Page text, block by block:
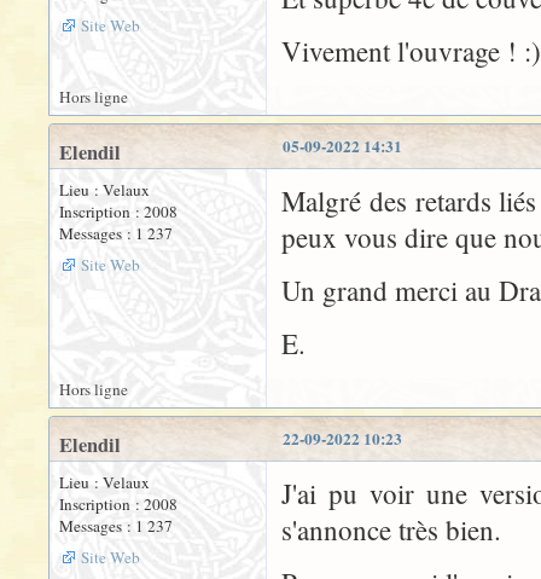
Site Web
Vivement l'ouvrage !
Hors ligne
05-09-2022 14:31
Elendil
Lieu : Velaux
Inscription : 2008
Messages : 1 237
Site Web
Malgré des retards
peux vous dire que
Un grand merci au
E.
Hors ligne
22-09-2022 10:23
Elendil
Lieu : Velaux
Inscription : 2008
Messages : 1 237
Site Web
J'ai pu voir une
s'annonce très bien.